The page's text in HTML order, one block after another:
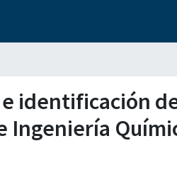
identificación
Ingeniería